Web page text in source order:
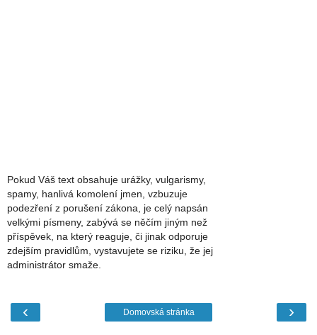
Pokud Váš text obsahuje urážky, vulgarismy,
spamy, hanlivá komolení jmen, vzbuzuje
podezření z porušení zákona, je celý napsán
velkými písmeny, zabývá se něčím jiným než
příspěvek, na který reaguje, či jinak odporuje
zdejším pravidlům, vystavujete se riziku, že jej
administrátor smaže.
‹ ›
Domovská stránka